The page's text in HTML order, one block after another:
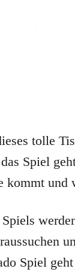
tolle
Spiel
kommt und
Spiel